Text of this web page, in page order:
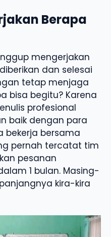
Berapa
mengerjakan
dan selesai
tetap menjaga
bisa begitu? Karena
profesional
baik dengan para
bekerja bersama
pernah tercatat tim
pesanan
1 bulan. Masing-
kira-kira